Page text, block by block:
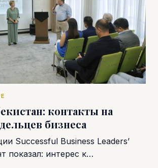
контакты на
бизнеса
Successful Business Leaders’
показал: интерес к…